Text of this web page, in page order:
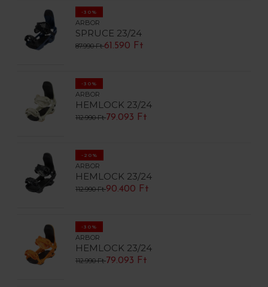
-30%
ARBOR
SPRUCE 23/24
87.990 Ft61.590 Ft
-30%
ARBOR
HEMLOCK 23/24
112.990 Ft79.093 Ft
-20%
ARBOR
HEMLOCK 23/24
112.990 Ft90.400 Ft
-30%
ARBOR
HEMLOCK 23/24
112.990 Ft79.093 Ft